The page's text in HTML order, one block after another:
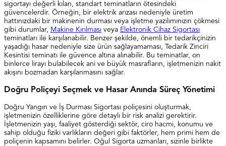
sigortayı değerli kılan, standart teminatların ötesindeki
güvencelerdir. Örneğin, bir elektrik arızası nedeniyle üretim
hattınızdaki bir makinenin durması veya işletme yazılımınızın çökmesi
gibi durumlar, Makine Kırılması veya Elektronik Cihaz Sigortası
teminatları ile karşılanabilir. Benzer şekilde, önemli bir tedarikçinizin
yaşadığı hasar nedeniyle size ürün sağlayamaması, Tedarik Zinciri
Kesintisi teminatı ile güvence altına alınabilir. Bu teminatlar, on
binlerce lirayı bulabilecek ani ve büyük masrafların, işletmenizin nakit
akışını bozmadan karşılanmasını sağlar.
Doğru Poliçeyi Seçmek ve Hasar Anında Süreç Yönetimi
Doğru Yangın ve İş Durması Sigortası poliçesini oluşturmak,
işletmenizin özelliklerine göre detaylı bir risk analizi gerektirir.
İşletmenizin yaşı, faaliyet gösterdiği sektör, ciro hacmi, konumu ve
sahip olduğu fiziki varlıkların değeri gibi faktörler, hem primi hem de
poliçenin kapsamını belirler. Oğul Sigorta uzmanları, sizinle birlikte